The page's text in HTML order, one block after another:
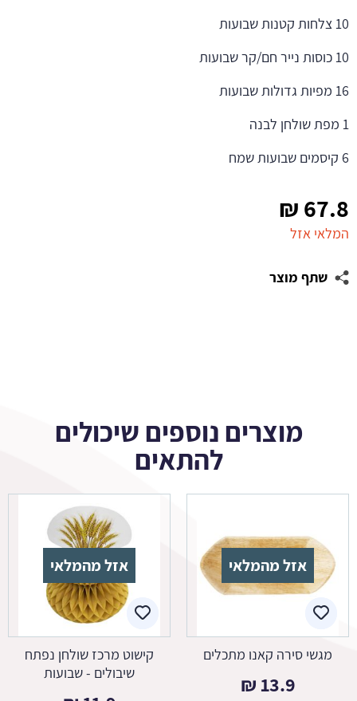
67.8
₪
המלאי אזל
שתף מוצר
10 צלחות קטנות שבועות
10 כוסות נייר חם/קר שבועות
16 מפיות גדולות שבועות
1 מפת שולחן לבנה
6 קיסמים שבועות שמח
מוצרים נוספים שיכולים
להתאים
אזל מהמלאי
מגשי סירה קאנו מתכלים
13.9
₪
אזל מהמלאי
קישוט מרכז שולחן נפתח
שיבולים - שבועות